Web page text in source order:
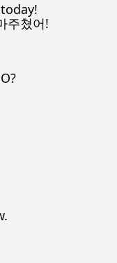
주쳤어!